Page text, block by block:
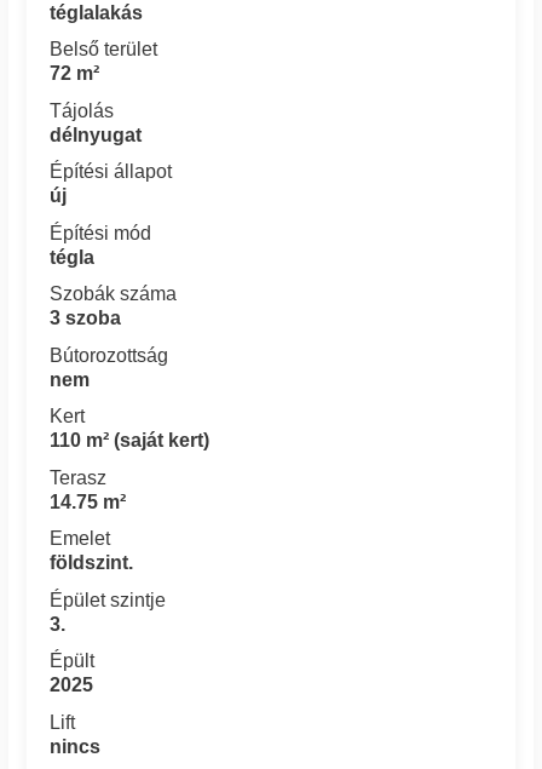
téglalakás
Belső terület
72 m²
Tájolás
délnyugat
Építési állapot
új
Építési mód
tégla
Szobák száma
3 szoba
Bútorozottság
nem
Kert
110 m² (saját kert)
Terasz
14.75 m²
Emelet
földszint.
Épület szintje
3.
Épült
2025
Lift
nincs